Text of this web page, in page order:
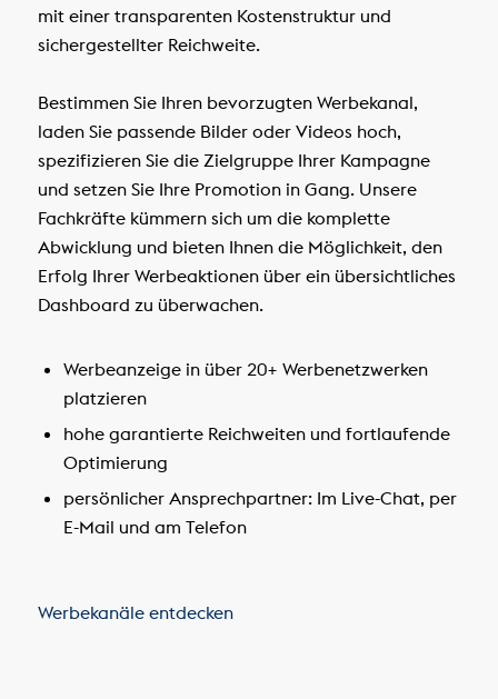
mit einer transparenten Kostenstruktur und
sichergestellter Reichweite.
Bestimmen Sie Ihren bevorzugten Werbekanal,
laden Sie passende Bilder oder Videos hoch,
spezifizieren Sie die Zielgruppe Ihrer Kampagne
und setzen Sie Ihre Promotion in Gang. Unsere
Fachkräfte kümmern sich um die komplette
Abwicklung und bieten Ihnen die Möglichkeit, den
Erfolg Ihrer Werbeaktionen über ein übersichtliches
Dashboard zu überwachen.
Werbeanzeige in über 20+ Werbenetzwerken
platzieren
hohe garantierte Reichweiten und fortlaufende
Optimierung
persönlicher Ansprechpartner: Im Live-Chat, per
E-Mail und am Telefon
Werbekanäle entdecken